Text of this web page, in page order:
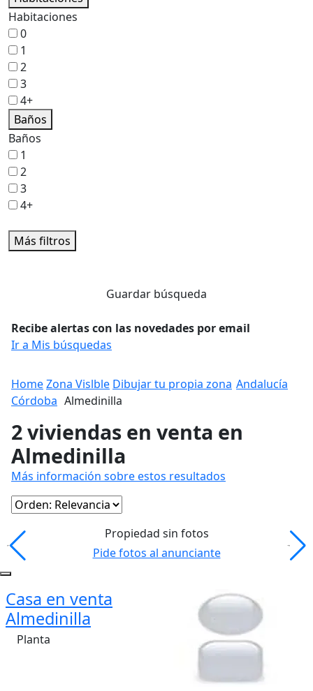
Habitaciones
0
1
2
3
4+
Baños
Baños
1
2
3
4+
Más filtros
Guardar búsqueda
Recibe alertas con las novedades por email
Ir a Mis búsquedas
HomeZona Vislble Dibujar tu propia zona Andalucía
Córdoba Almedinilla
2 viviendas en venta en
Almedinilla
Más información sobre estos resultados
Propiedad sin fotos
Pide fotos al anunciante
Casa en venta
Almedinilla
Planta